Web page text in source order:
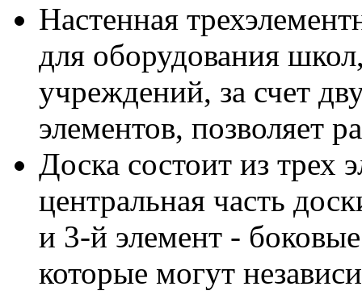
Настенная
для оборудования
учреждений, за счет
элементов, позволяет
Доска состоит из трех
центральная часть
и 3-й элемент -
которые могут